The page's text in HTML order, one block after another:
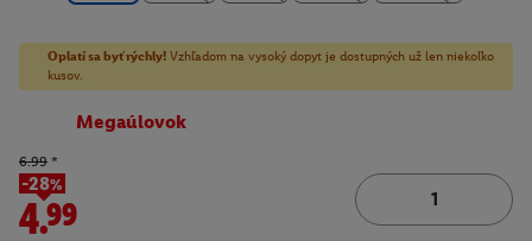
Oplatí sa byť rýchly! Vzhľadom na vysoký dopyt je dostupných už len niekoľko
kusov.
Megaúlovok
6.99 *
-28%
4.99